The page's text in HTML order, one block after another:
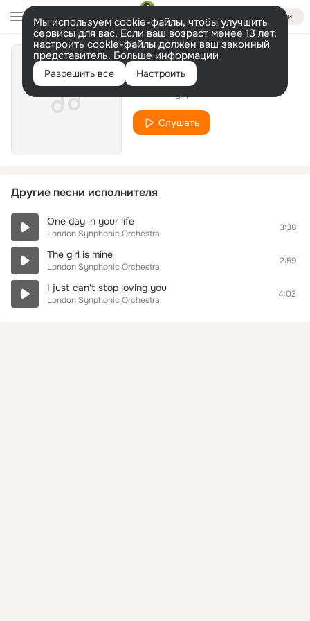
Войти
Мы используем cookie-файлы, чтобы улучшить
сервисы для вас. Если ваш возраст менее 13 лет,
настроить cookie-файлы должен ваш законный
представитель. Больше информации
Разрешить все Настроить
Man in the mirror
Слушать
Другие песни исполнителя
One day in your life
London Synphonic Orchestra
3:38
The girl is mine
London Synphonic Orchestra
2:59
I just can't stop loving you
London Synphonic Orchestra
4:03